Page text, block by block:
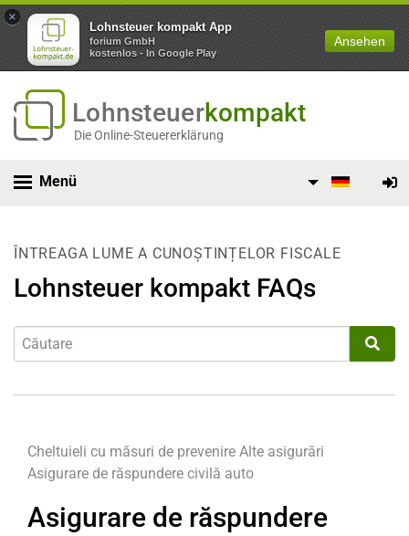
×
Lohnsteuer kompakt App
forium GmbH
kostenlos - In Google Play
Ansehen
Lohnsteuerkompakt
Die Online-Steuererklärung
Menü
ÎNTREAGA LUME A CUNOȘTINȚELOR FISCALE
Lohnsteuer kompakt FAQs
Cheltuieli cu măsuri de prevenire Alte asigurări
Asigurare de răspundere civilă auto
Asigurare de răspundere